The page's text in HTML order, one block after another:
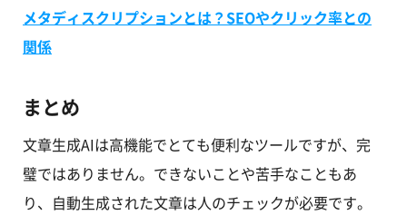
メタディスクリプションとは？SEOやクリック率との
関係
まとめ
文章生成AIは高機能でとても便利なツールですが、完
璧ではありません。できないことや苦手なこともあ
り、自動生成された文章は人のチェックが必要です。